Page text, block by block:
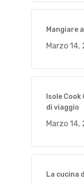
Mangiare
Marzo 14,
Isole
di viaggio
Marzo 14,
La cucina